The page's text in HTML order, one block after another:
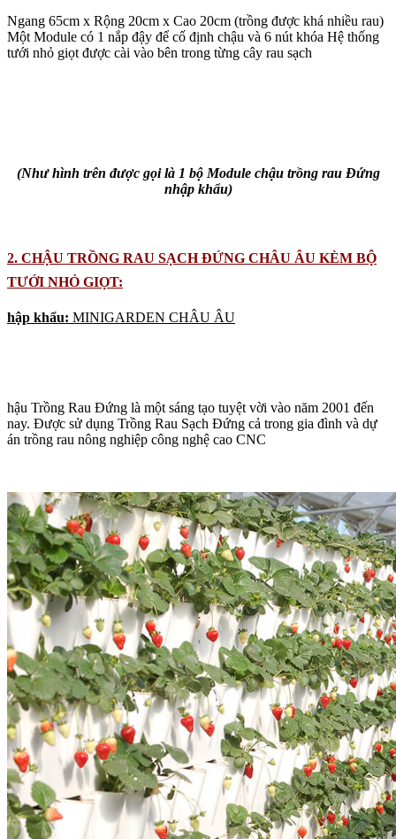
Ngang 65cm x Rộng 20cm x Cao 20cm (trồng được khá nhiều rau)
Một Module có 1 nắp đậy để cố định chậu và 6 nút khóa Hệ thống
tưới nhỏ giọt được cài vào bên trong từng cây rau sạch
(Như hình trên được gọi là 1 bộ Module chậu trồng rau Đứng
nhập khẩu)
2. CHẬU TRỒNG RAU SẠCH ĐỨNG CHÂU ÂU KÈM BỘ
TƯỚI NHỎ GIỌT:
hập khẩu: MINIGARDEN CHÂU ÂU
hậu Trồng Rau Đứng là một sáng tạo tuyệt vời vào năm 2001 đến
nay. Được sử dụng Trồng Rau Sạch Đứng cả trong gia đình và dự
án trồng rau nông nghiệp công nghệ cao CNC